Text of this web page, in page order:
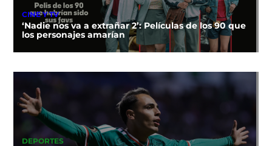
CINE Y TV
‘Nadie nos va a extrañar 2’: Películas de los 90 que
los personajes amarían
DEPORTES